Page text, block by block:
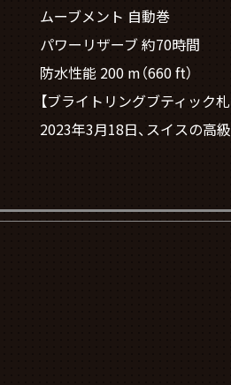
ムーブメント 自動巻
パワーリザーブ 約70時間
防水性能 200 m（660 ft）
【ブライトリングブティック
2023年3月18日、スイスの高